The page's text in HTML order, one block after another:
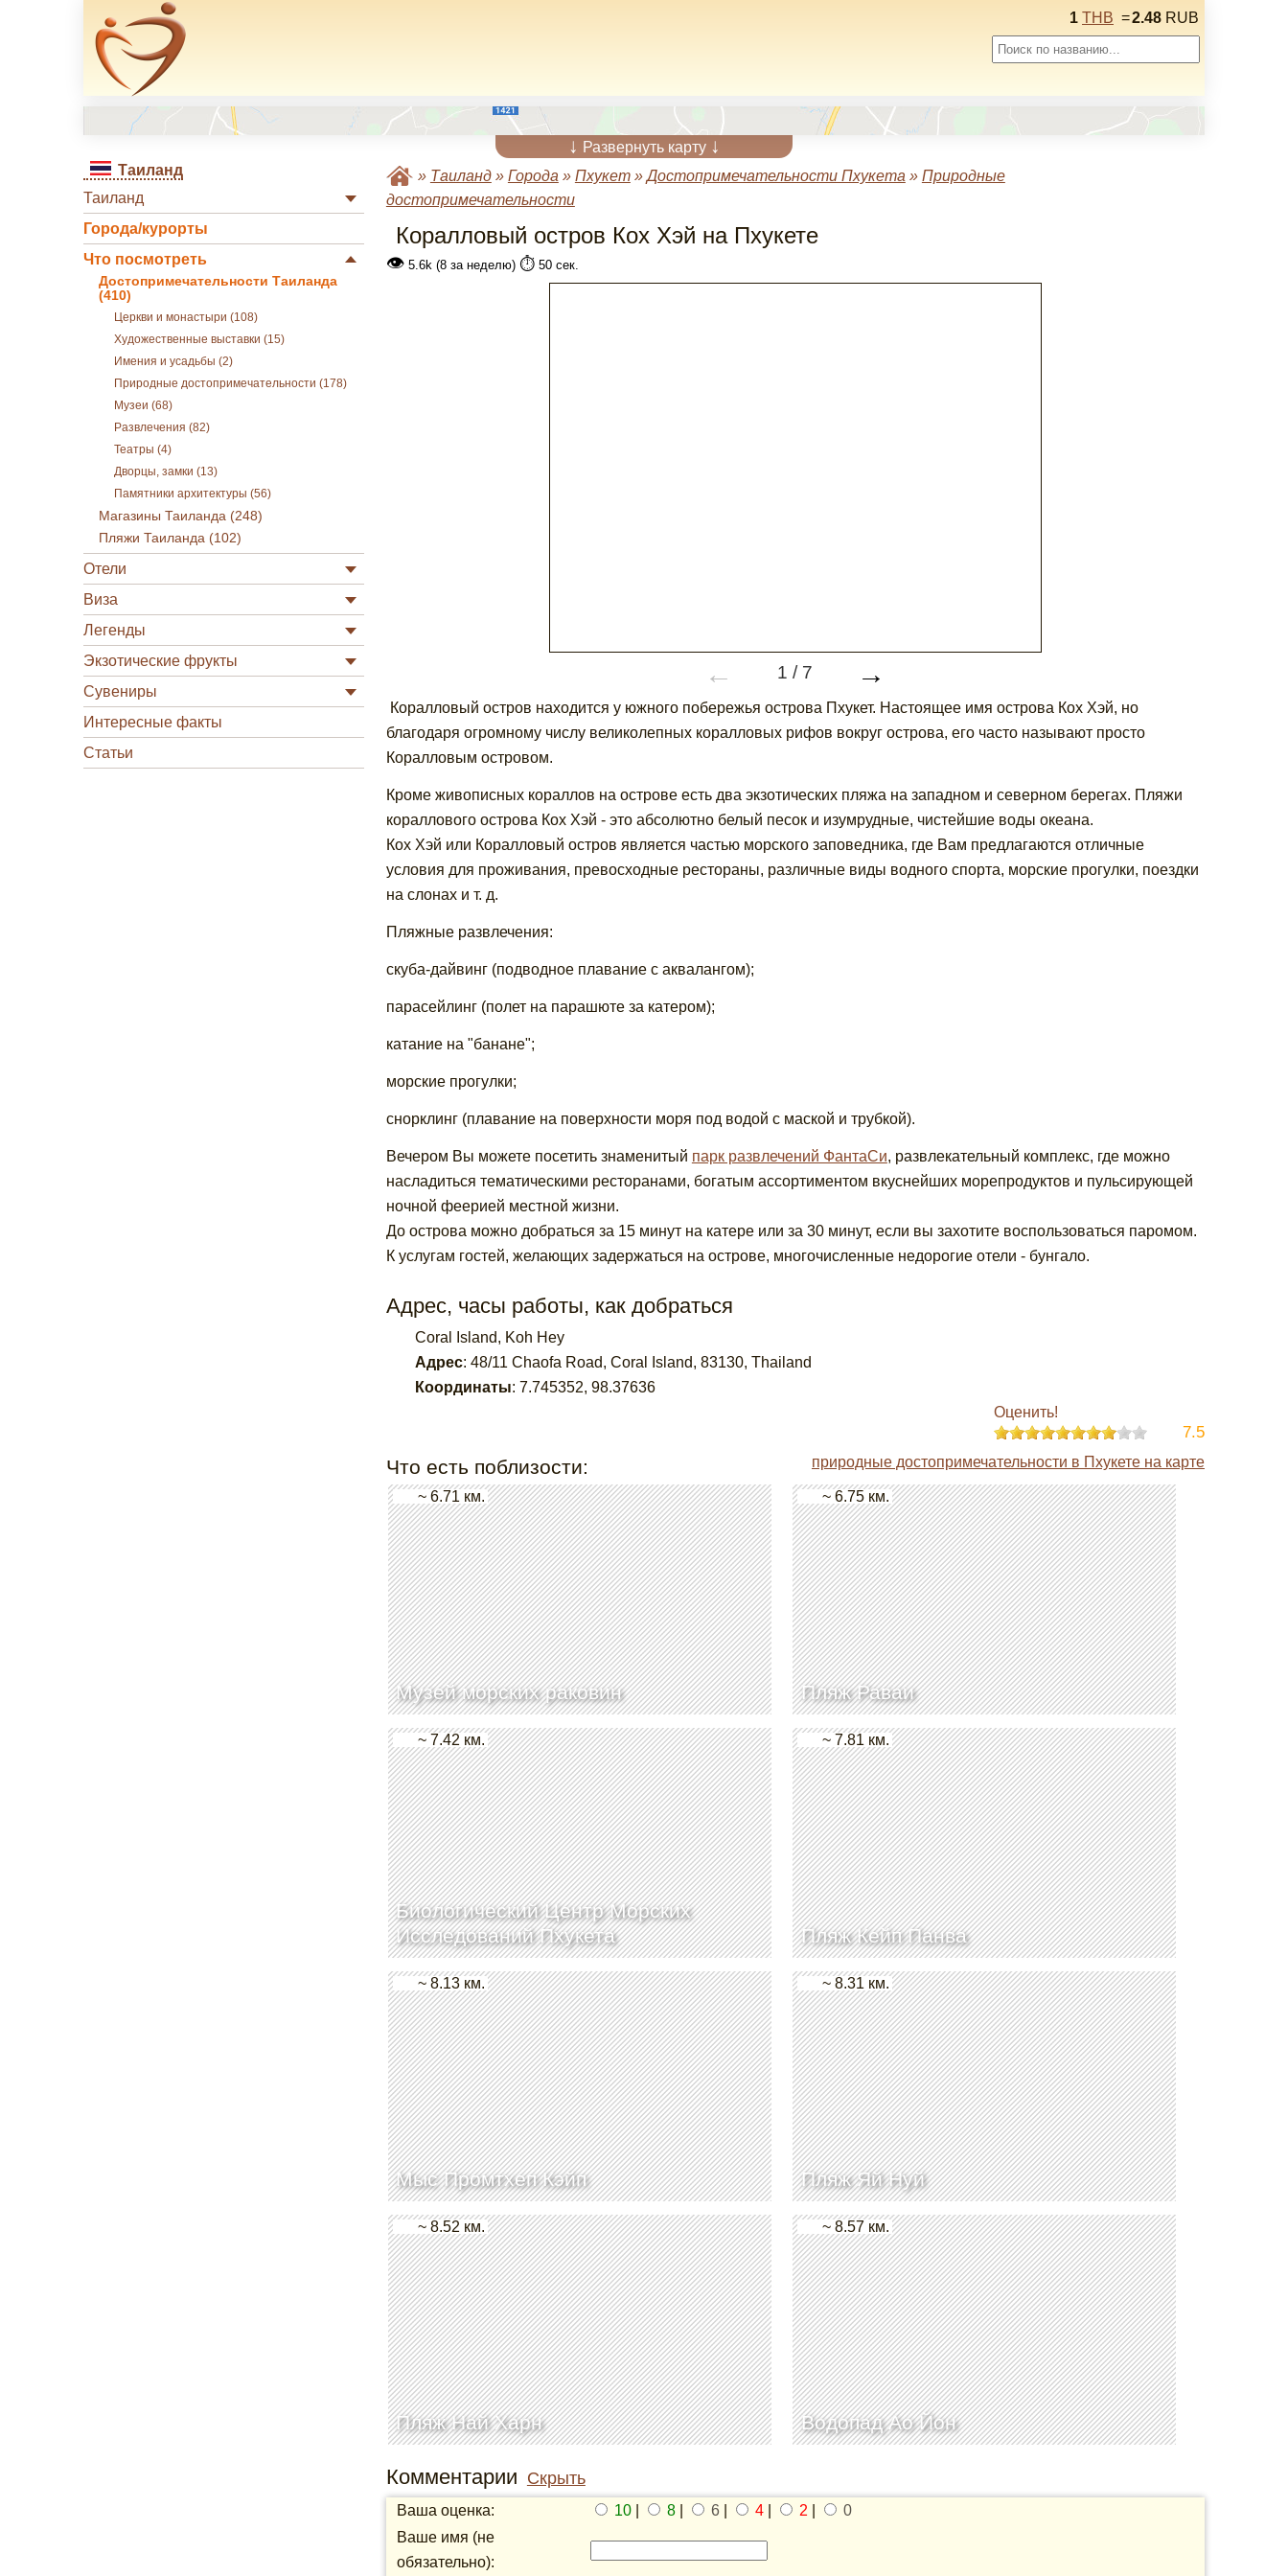
1 THB =2.48 RUB
↓ Развернуть карту ↓
Таиланд
Таиланд
Города/курорты
Что посмотреть
Достопримечательности Таиланда
(410)
Церкви и монастыри (108)
Художественные выставки (15)
Имения и усадьбы (2)
Природные достопримечательности (178)
Музеи (68)
Развлечения (82)
Театры (4)
Дворцы, замки (13)
Памятники архитектуры (56)
Магазины Таиланда (248)
Пляжи Таиланда (102)
Отели
Виза
Легенды
Экзотические фрукты
Сувениры
Интересные факты
Статьи
» Таиланд» Города » Пхукет»Достопримечательности Пхукета » Природные
достопримечательности
Коралловый остров Кох Хэй на Пхукете
👁5.6k (8 за неделю) ⏱️50 сек.
← 1 / 7 →
Коралловый остров находится у южного побережья острова Пхукет. Настоящее имя острова Кох Хэй, но
благодаря огромному числу великолепных коралловых рифов вокруг острова, его часто называют просто
Коралловым островом.
Кроме живописных кораллов на острове есть два экзотических пляжа на западном и северном берегах. Пляжи
кораллового острова Кох Хэй - это абсолютно белый песок и изумрудные, чистейшие воды океана.
Кох Хэй или Коралловый остров является частью морского заповедника, где Вам предлагаются отличные
условия для проживания, превосходные рестораны, различные виды водного спорта, морские прогулки, поездки
на слонах и т. д.
Пляжные развлечения:
скуба-дайвинг (подводное плавание с аквалангом);
парасейлинг (полет на парашюте за катером);
катание на "банане";
морские прогулки;
снорклинг (плавание на поверхности моря под водой с маской и трубкой).
Вечером Вы можете посетить знаменитый парк развлечений ФантаСи, развлекательный комплекс, где можно
насладиться тематическими ресторанами, богатым ассортиментом вкуснейших морепродуктов и пульсирующей
ночной феерией местной жизни.
До острова можно добраться за 15 минут на катере или за 30 минут, если вы захотите воспользоваться паромом.
К услугам гостей, желающих задержаться на острове, многочисленные недорогие отели - бунгало.
Адрес, часы работы, как добраться
Coral Island, Koh Hey
Адрес: 48/11 Chaofa Road, Coral Island, 83130, Thailand
Координаты: 7.745352, 98.37636
Оценить!
7.5
Что есть поблизости: природные достопримечательности в Пхукете на карте
Музей морских раковин
~ 6.71 км.
Пляж Раваи
~ 6.75 км.
Биологический Центр Морских
Исследований Пхукета
~ 7.42 км.
Пляж Кейп Панва
~ 7.81 км.
Мыс Промтхеп Кэйп
~ 8.13 км.
Пляж Яй Нуй
~ 8.31 км.
Пляж Най Харн
~ 8.52 км.
Водопад Ао Йон
~ 8.57 км.
Комментарии Скрыть
Ваша оценка: 10| 8| 6| 4| 2
0
Ваше имя (не
обязательно):